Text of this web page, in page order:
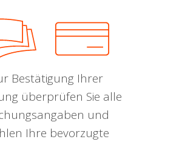
Bestätigung Ihrer
überprüfen Sie alle
und
Ihre bevorzugte